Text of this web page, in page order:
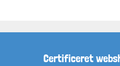
Certificeret